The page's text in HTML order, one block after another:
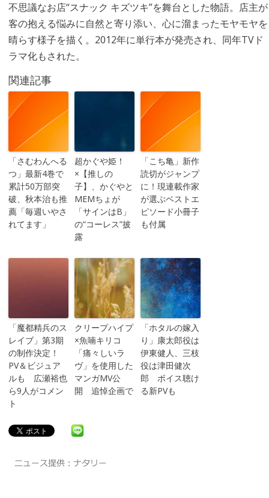
不思議なお店“スナック キズツキ”を舞台とした物語。店主が
客の抱える悩みに自然と寄り添い、心に溜まったモヤモヤを
晴らす様子を描く。2012年に単行本が発売され、同年TVド
ラマ化もされた。
関連記事
「さむわんへる
つ」最新4巻で
累計50万部突
破、秋本治も推
薦「毎週いやさ
れてます」
超かぐや姫！
×【推しの
子】、かぐやと
MEMちょが
「サインはB」
の“コーレス”披
露
「こち亀」新作
読切がジャンプ
に！現連載作家
が選ぶベストエ
ピソード小冊子
も付属
「魔都精兵のス
レイブ」第3期
の制作決定！
PV＆ビジュア
ルも 広瀬裕也
ら9人がコメン
ト
クリープハイプ
×魚喃キリコ
「痛々しいラ
ヴ」を使用した
マンガMV公
開 追悼企画で
「ホタルの嫁入
り」康太郎役は
伊東健人、三枝
役は津田健次
郎 ボイス聴け
る新PVも